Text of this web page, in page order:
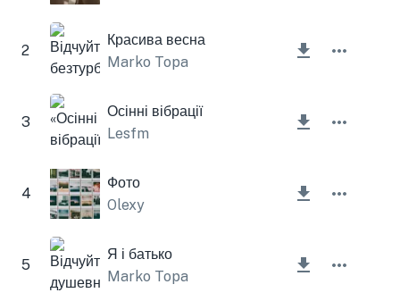
2
Красива весна
Marko Topa
3
Осінні вібрації
Lesfm
4
Фото
Olexy
5
Я і батько
Marko Topa